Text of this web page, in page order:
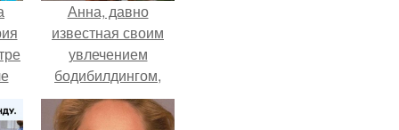
в
Анна, давно
известная своим
увлечением
бодибилдингом,
впервые
попробовала себя